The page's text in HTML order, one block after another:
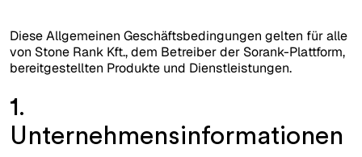
Diese Allgemeinen Geschäftsbedingungen gelten für alle
von Stone Rank Kft., dem Betreiber der Sorank-Plattform,
bereitgestellten Produkte und Dienstleistungen.
1.
Unternehmensinformationen